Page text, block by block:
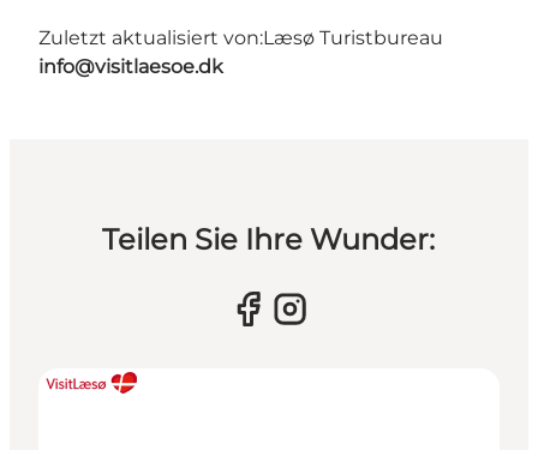
Zuletzt aktualisiert von:Læsø Turistbureau
info@visitlaesoe.dk
Teilen Sie Ihre Wunder: